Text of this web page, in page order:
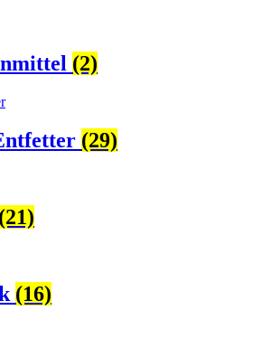
(2)
(29)
(21)
(16)